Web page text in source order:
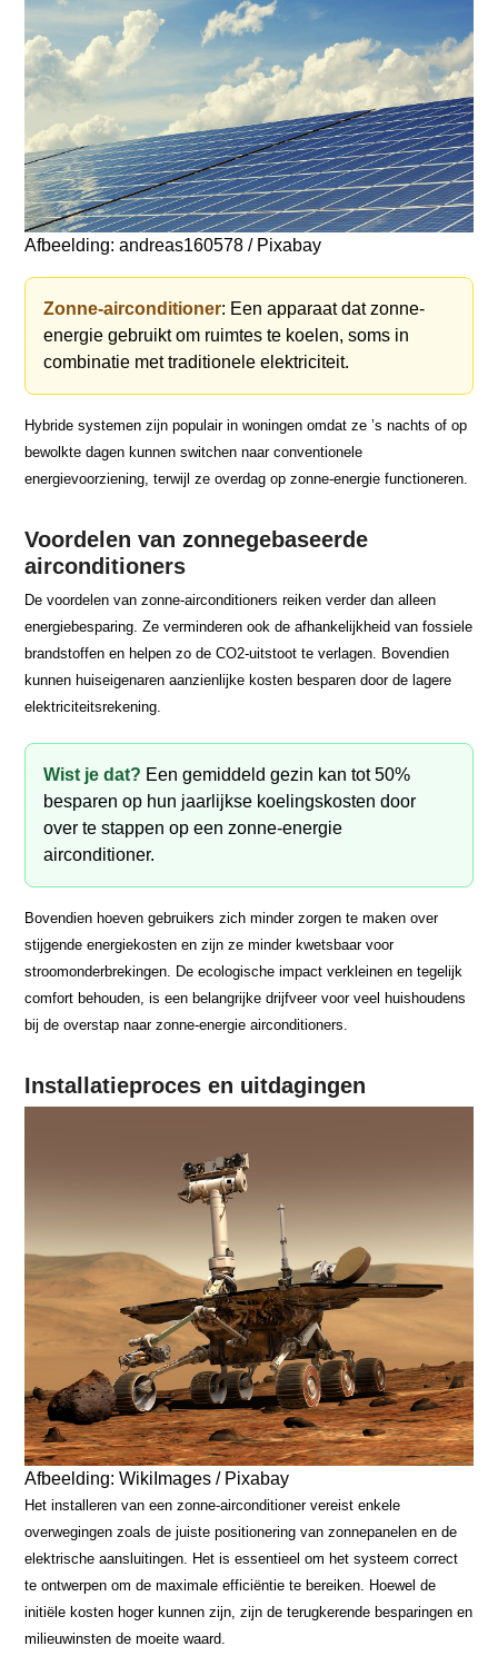
Afbeelding: andreas160578 / Pixabay
Zonne-airconditioner: Een apparaat dat zonne-
energie gebruikt om ruimtes te koelen, soms in
combinatie met traditionele elektriciteit.
Hybride systemen zijn populair in woningen omdat ze ’s nachts of op
bewolkte dagen kunnen switchen naar conventionele
energievoorziening, terwijl ze overdag op zonne-energie functioneren.
Voordelen van zonnegebaseerde
airconditioners
De voordelen van zonne-airconditioners reiken verder dan alleen
energiebesparing. Ze verminderen ook de afhankelijkheid van fossiele
brandstoffen en helpen zo de CO2-uitstoot te verlagen. Bovendien
kunnen huiseigenaren aanzienlijke kosten besparen door de lagere
elektriciteitsrekening.
Wist je dat? Een gemiddeld gezin kan tot 50%
besparen op hun jaarlijkse koelingskosten door
over te stappen op een zonne-energie
airconditioner.
Bovendien hoeven gebruikers zich minder zorgen te maken over
stijgende energiekosten en zijn ze minder kwetsbaar voor
stroomonderbrekingen. De ecologische impact verkleinen en tegelijk
comfort behouden, is een belangrijke drijfveer voor veel huishoudens
bij de overstap naar zonne-energie airconditioners.
Installatieproces en uitdagingen
Afbeelding: WikiImages / Pixabay
Het installeren van een zonne-airconditioner vereist enkele
overwegingen zoals de juiste positionering van zonnepanelen en de
elektrische aansluitingen. Het is essentieel om het systeem correct
te ontwerpen om de maximale efficiëntie te bereiken. Hoewel de
initiële kosten hoger kunnen zijn, zijn de terugkerende besparingen en
milieuwinsten de moeite waard.